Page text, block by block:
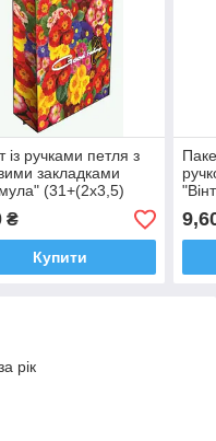
із ручками петля з
закладками
(31+(2х3,5)
25 шт./
₴
Купити
рік